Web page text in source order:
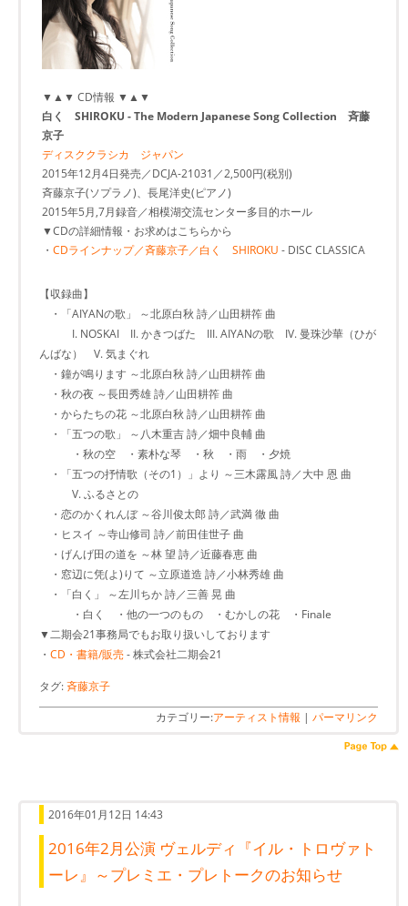
▼▲▼ CD情報 ▼▲▼
白く SHIROKU - The Modern Japanese Song Collection 斉藤
京子
ディスククラシカ ジャパン
2015年12月4日発売／DCJA-21031／2,500円(税別)
斉藤京子(ソプラノ)、長尾洋史(ピアノ)
2015年5月,7月録音／相模湖交流センター多目的ホール
▼CDの詳細情報・お求めはこちらから
・ CDラインナップ／斉藤京子／白く SHIROKU - DISC CLASSICA
【収録曲】
・「AIYANの歌」 ～北原白秋 詩／山田耕筰 曲
I. NOSKAI II. かきつばた III. AIYANの歌 IV. 曼珠沙華（ひが
んばな） V. 気まぐれ
・鐘が鳴ります ～北原白秋 詩／山田耕筰 曲
・秋の夜 ～長田秀雄 詩／山田耕筰 曲
・からたちの花 ～北原白秋 詩／山田耕筰 曲
・「五つの歌」 ～八木重吉 詩／畑中良輔 曲
・秋の空 ・素朴な琴 ・秋 ・雨 ・夕焼
・「五つの抒情歌（その1）」より ～三木露風 詩／大中 恩 曲
V. ふるさとの
・恋のかくれんぼ ～谷川俊太郎 詩／武満 徹 曲
・ヒスイ ～寺山修司 詩／前田佳世子 曲
・げんげ田の道を ～林 望 詩／近藤春恵 曲
・窓辺に凭(よ)りて ～立原道造 詩／小林秀雄 曲
・「白く」 ～左川ちか 詩／三善 晃 曲
・白く ・他の一つのもの ・むかしの花 ・Finale
▼二期会21事務局でもお取り扱いしております
・ CD・書籍/販売- 株式会社二期会21
タグ:斉藤京子
カテゴリー:アーティスト情報 | パーマリンク
2016年01月12日 14:43
2016年2月公演 ヴェルディ『イル・トロヴァト
ーレ』～プレミエ・プレトークのお知らせ